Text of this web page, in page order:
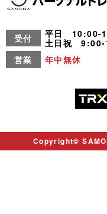
受付
平日 10:00-
土日祝 9:00-
営業
年中無休
Copyright©